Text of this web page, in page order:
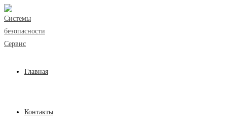
Перейти
к
содержимому
Главная
Контакты